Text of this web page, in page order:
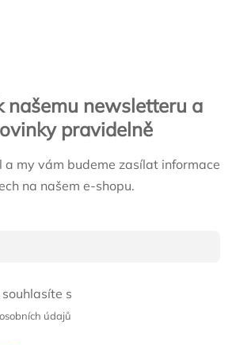
našemu newsletteru a
pravidelně
a my vám budeme zasílat informace
na našem e-shopu.
s
údajů